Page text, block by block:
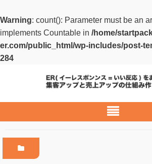
Warning: count(): Parameter must be an
implements Countable in /home/
er.com/public_html/wp-includes/post-
284